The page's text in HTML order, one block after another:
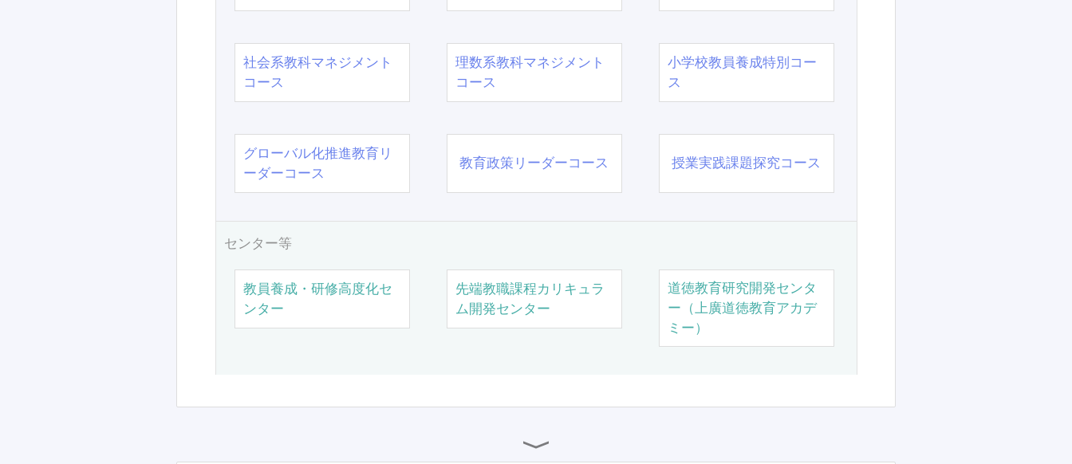
社会系教科マネジメント
コース
理数系教科マネジメント
コース
小学校教員養成特別コー
ス
グローバル化推進教育リ
ーダーコース
教育政策リーダーコース 授業実践課題探究コース
センター等
教員養成・研修高度化セ
ンター
先端教職課程カリキュラ
ム開発センター
道徳教育研究開発センタ
ー（上廣道徳教育アカデ
ミー）